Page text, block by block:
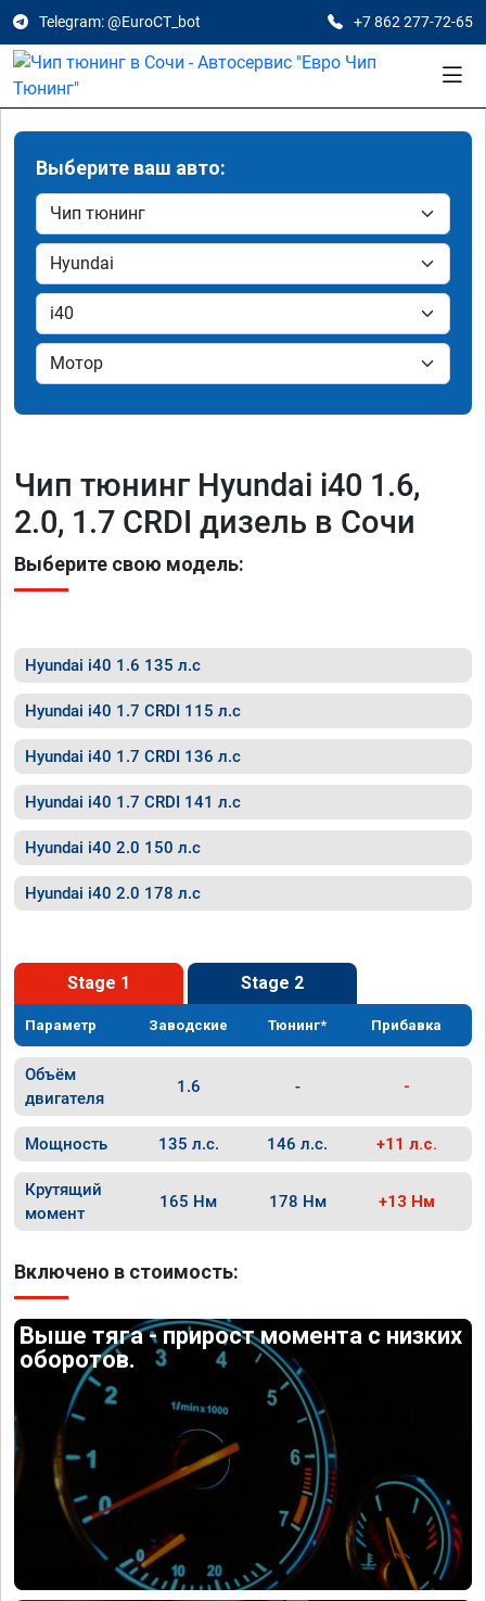
Telegram: @EuroCT_bot +7 862 277-72-65
Выберите ваш авто:
Чип тюнинг Hyundai i40 1.6,
2.0, 1.7 CRDI дизель в Сочи
Выберите свою модель:
Hyundai i40 1.6 135 л.с
Hyundai i40 1.7 CRDI 115 л.с
Hyundai i40 1.7 CRDI 136 л.с
Hyundai i40 1.7 CRDI 141 л.с
Hyundai i40 2.0 150 л.с
Hyundai i40 2.0 178 л.с
Stage 1 Stage 2
Параметр Заводские Тюнинг* Прибавка
Объём
двигателя
1.6 - -
Мощность 135 л.с. 146 л.с. +11 л.с.
Крутящий
момент
165 Нм 178 Нм +13 Нм
Включено в стоимость:
Выше тяга - прирост момента с низких
оборотов.